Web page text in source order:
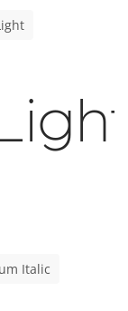
Italic